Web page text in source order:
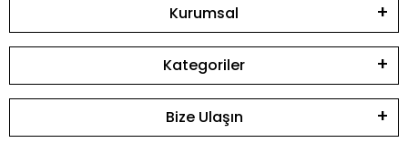
Kurumsal
Kategoriler
Bize Ulaşın